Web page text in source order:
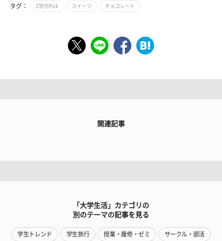
タグ： Z世代Pick スイーツ チョコレート
関連記事
「大学生活」カテゴリの
別のテーマの記事を見る
学生トレンド 学生旅行 授業・履修・ゼミ サークル・部活